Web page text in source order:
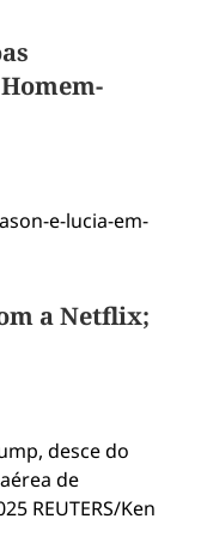
a Netflix;